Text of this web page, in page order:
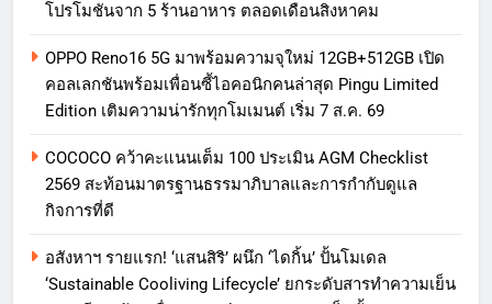
โปรโมชันจาก 5 ร้านอาหาร ตลอดเดือนสิงหาคม
OPPO Reno16 5G มาพร้อมความจุใหม่ 12GB+512GB เปิด
คอลเลกชันพร้อมเพื่อนซี้ไอคอนิกคนล่าสุด Pingu Limited
Edition เติมความน่ารักทุกโมเมนต์ เริ่ม 7 ส.ค. 69
COCOCO คว้าคะแนนเต็ม 100 ประเมิน AGM Checklist
2569 สะท้อนมาตรฐานธรรมาภิบาลและการกำกับดูแล
กิจการที่ดี
อสังหาฯ รายแรก! ‘แสนสิริ’ ผนึก ‘ไดกิ้น’ ปั้นโมเดล
‘Sustainable Cooliving Lifecycle’ ยกระดับสารทำความเย็น